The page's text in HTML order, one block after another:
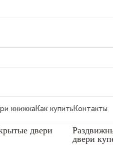
книжкаКак купитьКонтакты
двери
двери